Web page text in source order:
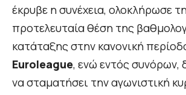
έκρυβε η συνέχεια, ολοκλήρωσε
προτελευταία θέση της
κατάταξης στην κανονική
Euroleague, ενώ εντός συνόρων,
να σταματήσει την αγωνιστική